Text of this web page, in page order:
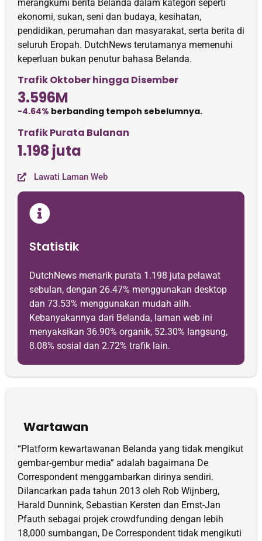
merangkumi berita Belanda dalam kategori seperti
ekonomi, sukan, seni dan budaya, kesihatan,
pendidikan, perumahan dan masyarakat, serta berita di
seluruh Eropah. DutchNews terutamanya memenuhi
keperluan bukan penutur bahasa Belanda.
Trafik Oktober hingga Disember
3.596M
-4.64% berbanding tempoh sebelumnya.
Trafik Purata Bulanan
1.198 juta
Lawati Laman Web
Statistik
DutchNews menarik purata 1.198 juta pelawat
sebulan, dengan 26.47% menggunakan desktop
dan 73.53% menggunakan mudah alih.
Kebanyakannya dari Belanda, laman web ini
menyaksikan 36.90% organik, 52.30% langsung,
8.08% sosial dan 2.72% trafik lain.
Wartawan
“Platform kewartawanan Belanda yang tidak mengikut
gembar-gembur media” adalah bagaimana De
Correspondent menggambarkan dirinya sendiri.
Dilancarkan pada tahun 2013 oleh Rob Wijnberg,
Harald Dunnink, Sebastian Kersten dan Ernst-Jan
Pfauth sebagai projek crowdfunding dengan lebih
18,000 sumbangan, De Correspondent tidak mengikuti